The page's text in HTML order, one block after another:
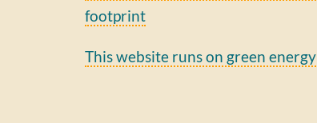
footprint
This website runs on green energy